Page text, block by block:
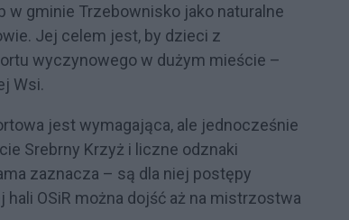
gminie Trzebownisko jako naturalne
Jej celem jest, by dzieci z
wyczynowego w dużym mieście –
Wsi.
jest wymagająca, ale jednocześnie
Srebrny Krzyż i liczne odznaki
zaznacza – są dla niej postępy
OSiR można dojść aż na mistrzostwa